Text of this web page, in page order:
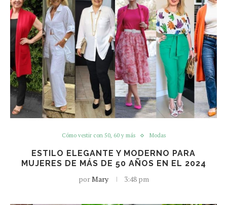
Cómo vestir con 50, 60 y más Modas
ESTILO ELEGANTE Y MODERNO PARA
MUJERES DE MÁS DE 50 AÑOS EN EL 2024
porMary 3:48 pm